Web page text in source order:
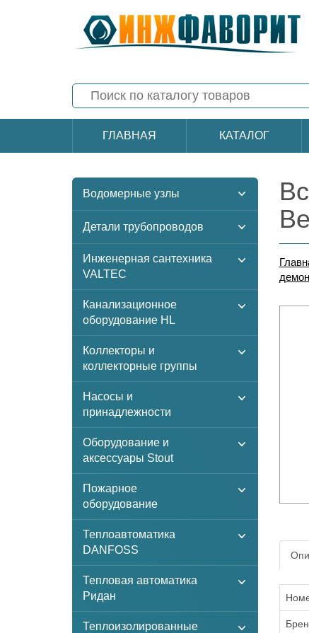
ГЛАВНАЯ КАТАЛОГ
Водомерные узлы
Детали трубопроводов
Инженерная сантехника
VALTEC
Канализационное
оборудование HL
Коллекторы и
коллекторные группы
Насосы и
принадлежности
Оборудование и
аксессуары Stout
Пожарное
оборудование
Теплоавтоматика
DANFOSS
Тепловая автоматика
Ридан
Теплоизолированные